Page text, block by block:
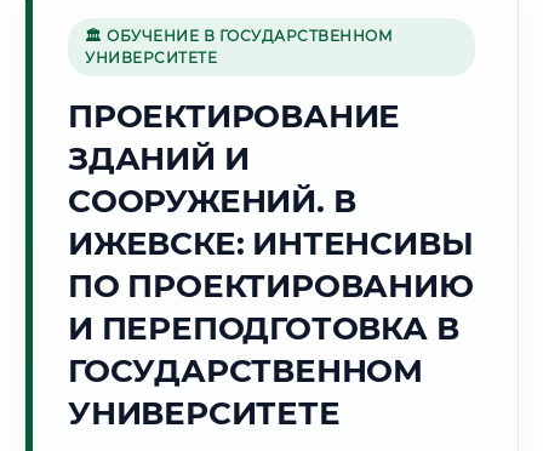
⚙️
Г. ИЖЕВСК
21:17:49
2026 г.
Погода в г. Ижевск:🌤️ +28°C ,Преимущественно ясно
🌅 Восход: 04:38 🌇 Закат:20:27
🏛 ОБУЧЕНИЕ В ГОСУДАРСТВЕННОМ
УНИВЕРСИТЕТЕ
ПРОЕКТИРОВАНИЕ
ЗДАНИЙ И
СООРУЖЕНИЙ. В
ИЖЕВСКЕ: ИНТЕНСИВЫ
ПО ПРОЕКТИРОВАНИЮ
И ПЕРЕПОДГОТОВКА В
ГОСУДАРСТВЕННОМ
УНИВЕРСИТЕТЕ